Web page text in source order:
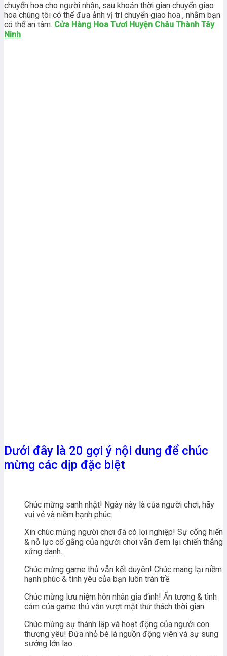
chuyển hoa cho người nhận, sau khoản thời gian chuyển giao
hoa chúng tôi có thể đưa ảnh vị trí chuyển giao hoa , nhằm bạn
có thể an tâm. Cửa Hàng Hoa Tươi Huyện Châu Thành Tây
Ninh
Dưới đây là 20 gợi ý nội dung để chúc
mừng các dịp đặc biệt
Chúc mừng sanh nhật! Ngày này là của người chơi, hãy
vui vẻ và niềm hạnh phúc.
Xin chúc mừng người chơi đã có lợi nghiệp! Sự cống hiến
& nỗ lực cố gắng của người chơi vẫn đem lại chiến thắng
xứng danh.
Chúc mừng game thủ vẫn kết duyên! Chúc mang lại niềm
hạnh phúc & tình yêu của bạn luôn tràn trề.
Chúc mừng lưu niệm hôn nhân gia đình! Ấn tượng & tình
cảm của game thủ vẫn vượt mặt thử thách thời gian.
Chúc mừng sự thành lập và hoạt động của người con
thương yêu! Đứa nhỏ bé là nguồn động viên và sự sung
sướng lớn lao.